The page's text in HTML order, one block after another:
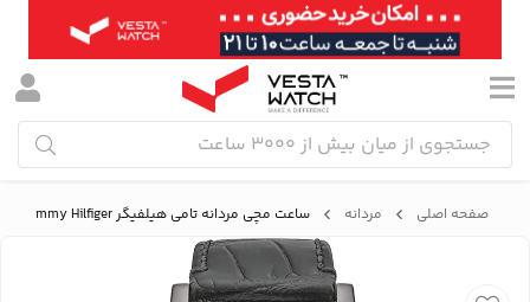
صفحه اصلی مردانه ساعت مچی مردانه تامی هیلفیگر Tommy Hilfiger مدل 1710395